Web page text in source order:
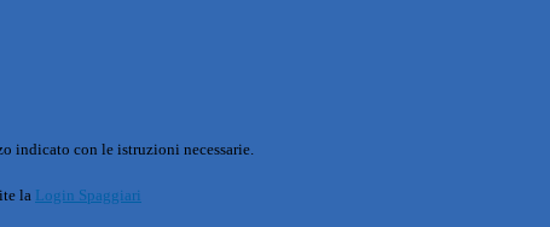
indicato con le istruzioni necessarie.
la Login Spaggiari